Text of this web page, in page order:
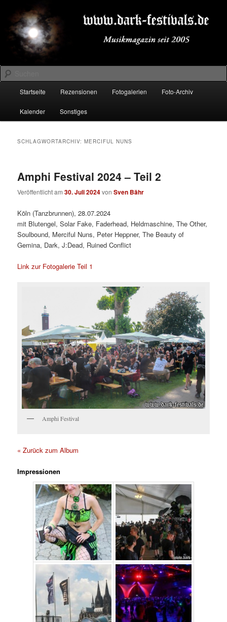
primären
Inhalt
springen
sekundären
Inhalt
springenDARK-FESTIVALS.DE
Suchen
Startseite Rezensionen Fotogalerien Foto-Archiv
Kalender Sonstiges
SCHLAGWORTARCHIV:MERCIFUL NUNS
Amphi Festival 2024 – Teil 2
Veröffentlicht am30. Juli 2024vonSven Bähr
Köln (Tanzbrunnen), 28.07.2024
mit Blutengel, Solar Fake, Faderhead, Heldmaschine, The Other,
Soulbound, Merciful Nuns, Peter Heppner, The Beauty of
Gemina, Dark, J:Dead, Ruined Conflict
Link zur Fotogalerie Teil 1
Amphi Festival
« Zurück zum Album
Impressionen